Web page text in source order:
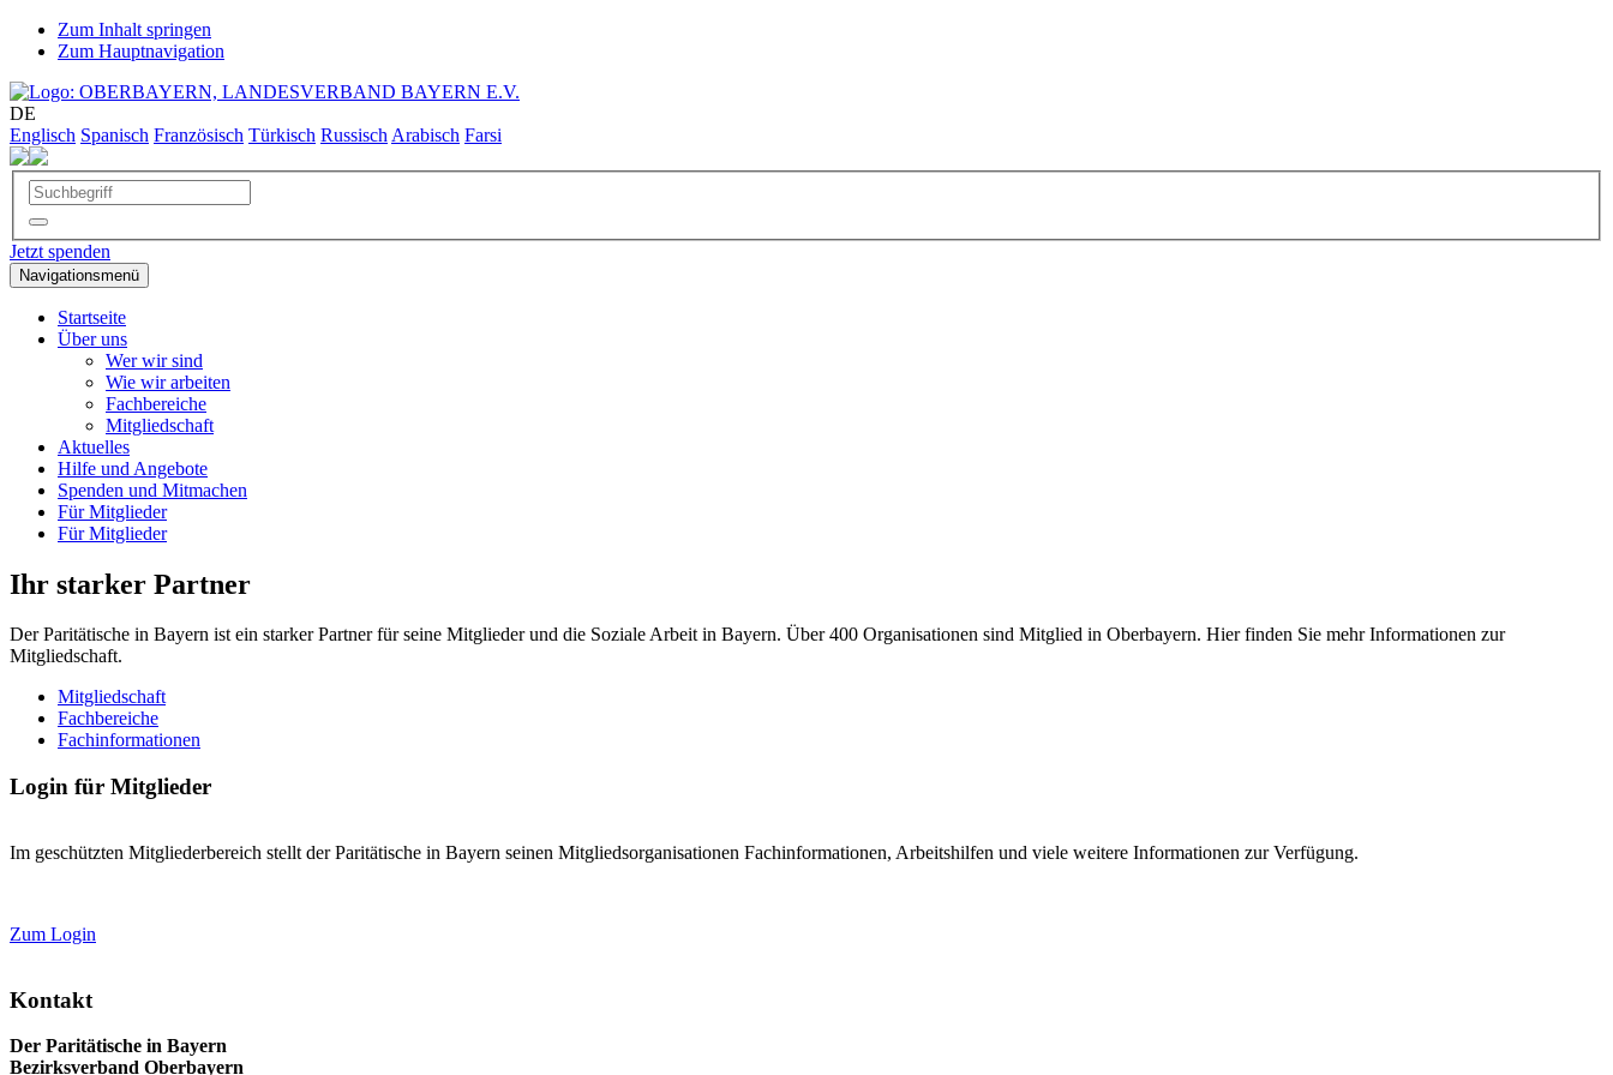
Zum Inhalt springen
Zum Hauptnavigation
DE
Englisch Spanisch Französisch Türkisch Russisch Arabisch Farsi
Jetzt spenden
Navigationsmenü
Startseite
Über uns
Wer wir sind
Wie wir arbeiten
Fachbereiche
Mitgliedschaft
Aktuelles
Hilfe und Angebote
Spenden und Mitmachen
Für Mitglieder
Für Mitglieder
Ihr starker Partner
Der Paritätische in Bayern ist ein starker Partner für seine Mitglieder und die Soziale Arbeit in Bayern. Über 400 Organisationen sind Mitglied in Oberbayern. Hier finden Sie mehr Informationen zur
Mitgliedschaft.
Mitgliedschaft
Fachbereiche
Fachinformationen
Login für Mitglieder
Im geschützten Mitgliederbereich stellt der Paritätische in Bayern seinen Mitgliedsorganisationen Fachinformationen, Arbeitshilfen und viele weitere Informationen zur Verfügung.
Zum Login
Kontakt
Der Paritätische in Bayern
Bezirksverband Oberbayern